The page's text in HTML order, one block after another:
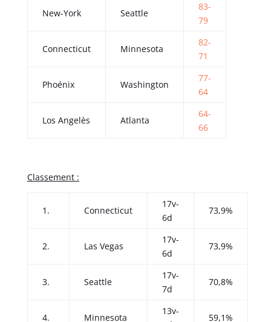
New-York Seattle
83-
79
Connecticut Minnesota
82-
71
Phoénix Washington
77-
64
Los Angelès Atlanta
64-
66
Classement :
1. Connecticut
17v-
6d
73,9%
2. Las Vegas
17v-
6d
73,9%
3. Seattle
17v-
7d
70,8%
4. Minnesota
13v-
59,1%